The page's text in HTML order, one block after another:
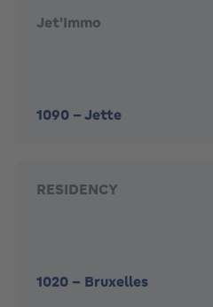
Jet'Immo
1090 -Jette
RESIDENCY
1020 - Bruxelles